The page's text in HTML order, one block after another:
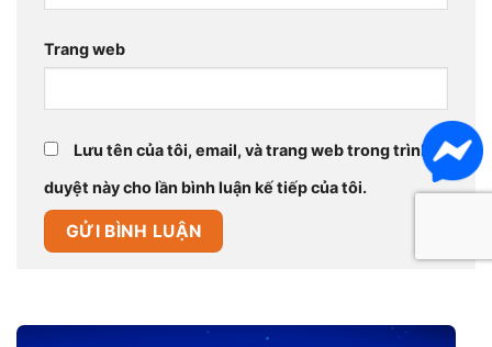
Trang web
Lưu tên của tôi, email, và trang web trong trình
duyệt này cho lần bình luận kế tiếp của tôi.